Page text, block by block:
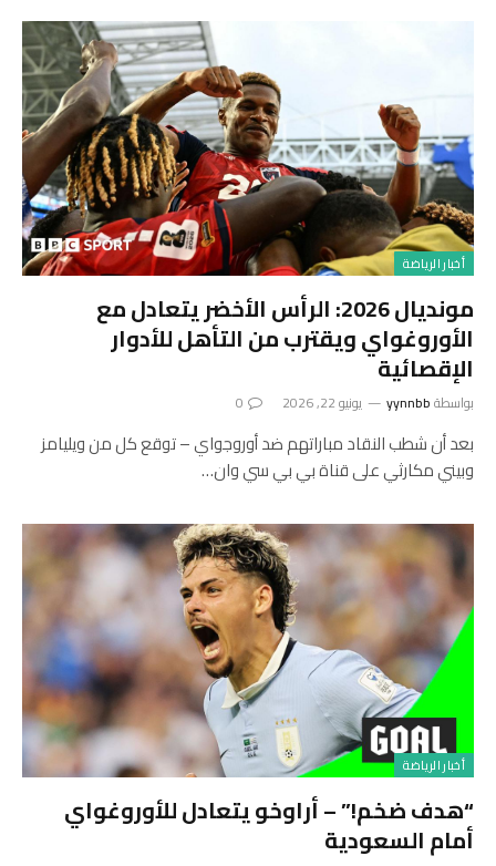
أخبار الرياضة
مونديال 2026: الرأس الأخضر يتعادل مع
الأوروغواي ويقترب من التأهل للأدوار
الإقصائية
بواسطةyynnbb يونيو 22, 2026 0
بعد أن شطب النقاد مباراتهم ضد أوروجواي – توقع كل من ويليامز
وبيني مكارثي على قناة بي بي سي وان…
أخبار الرياضة
“هدف ضخم!” – أراوخو يتعادل للأوروغواي
أمام السعودية